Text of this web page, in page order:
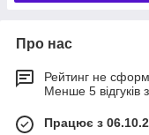
Про нас
Рейтинг не
Менше 5 відгуків
Працює з